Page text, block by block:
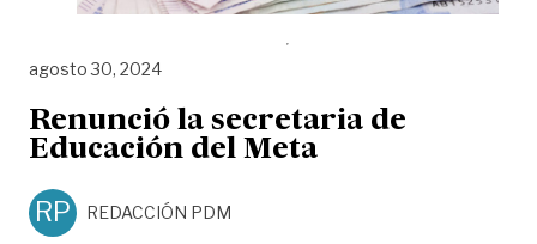
agosto 30, 2024
Renunció la secretaria de
Educación del Meta
RP REDACCIÓN PDM